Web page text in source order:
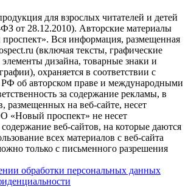
для взрослых читателей и детей
от 28.12.2010). Авторские материалы
Вся информация, размещенная
(включая тексты, графические
дизайна, товарные знаки и
охраняется в соответствии с
РФ об авторском праве и международными
за содержание рекламы, в
размещенных на веб-сайте, несет
«Новый проспект» не несет
содержание веб-сайтов, на которые даются
всех материалов с веб-сайта
только с письменного разрешения
обработки персональных данных